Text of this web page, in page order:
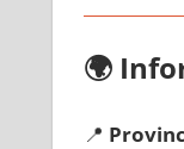
🌍
📍